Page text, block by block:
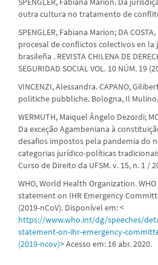
outra cultura no tratamento de
SPENGLER, Fabiana Marion; DA
procesal de conflictos colectivos en la
brasileña . REVISTA CHILENA DE
SEGURIDAD SOCIAL VOL. 10 NÚM. 19
VINCENZI, Alessandra. CAPANO,
politiche pubbliche. Bologna, Il
WERMUTH, Maiquel Ângelo Dezordi;
Da exceção Agambeniana à
desafios impostos pela pandemia do
categorias jurídico-políticas
Curso de Direito da UFSM. v. 15, n. 1 /
WHO, World Health Organization.
statement on IHR Emergency
(2019-nCoV). Disponível em: <
https://www.who.int/dg/speeches/
statement-on-ihr-emergency-
(2019-ncov)> Acesso em: 16 abr. 2020.